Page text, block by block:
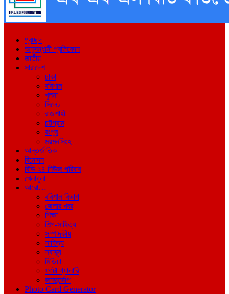
প্রচ্ছদ
অনুসন্ধানী প্রতিবেদন
জাতীয়
সারাদেশ
ঢাকা
বরিশাল
খুলনা
সিলেট
রাজশাহী
চট্টগ্রাম
রংপুর
ময়মনসিংহ
আন্তর্জাতিক
বিনোদন
বিডি ২৪ নিউজ পরিবার
খেলাধুলা
আরো…
বরিশাল বিভাগ
জেলার খবর
শিক্ষা
শিল্প-সাহিত্য
সম্পাদকীয়
সাহিত্য
স্বাস্থ্য
মিডিয়া
ফটো গ্যালারি
জনদুর্ভোগ
Photo Card Generator